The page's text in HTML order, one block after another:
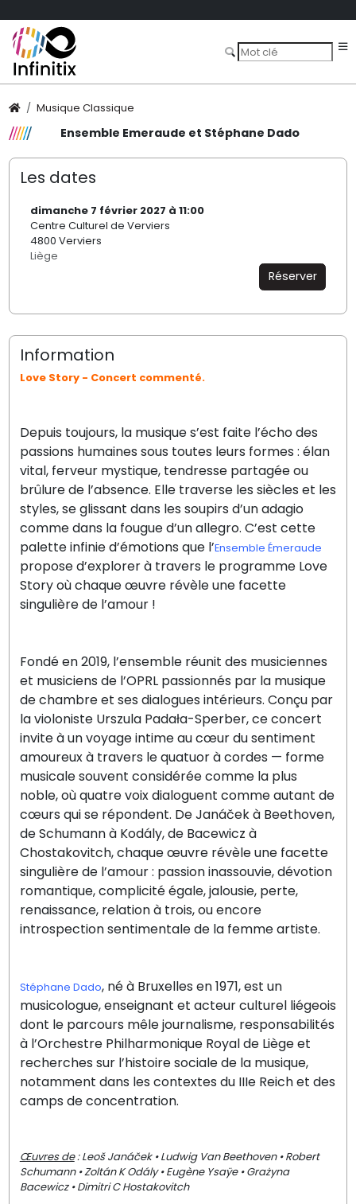
Musique Classique
Ensemble Emeraude et Stéphane Dado
Les dates
dimanche 7 février 2027 à 11:00
Centre Culturel de Verviers
4800 Verviers
Liège
Réserver
Information
Love Story - Concert commenté.
Depuis toujours, la musique s’est faite l’écho des
passions humaines sous toutes leurs formes : élan
vital, ferveur mystique, tendresse partagée ou
brûlure de l’absence. Elle traverse les siècles et les
styles, se glissant dans les soupirs d’un adagio
comme dans la fougue d’un allegro. C’est cette
palette infinie d’émotions que l’Ensemble Émeraude
propose d’explorer à travers le programme Love
Story où chaque œuvre révèle une facette
singulière de l’amour !
Fondé en 2019, l’ensemble réunit des musiciennes
et musiciens de l’OPRL passionnés par la musique
de chambre et ses dialogues intérieurs. Conçu par
la violoniste Urszula Padała-Sperber, ce concert
invite à un voyage intime au cœur du sentiment
amoureux à travers le quatuor à cordes — forme
musicale souvent considérée comme la plus
noble, où quatre voix dialoguent comme autant de
cœurs qui se répondent. De Janáček à Beethoven,
de Schumann à Kodály, de Bacewicz à
Chostakovitch, chaque œuvre révèle une facette
singulière de l’amour : passion inassouvie, dévotion
romantique, complicité égale, jalousie, perte,
renaissance, relation à trois, ou encore
introspection sentimentale de la femme artiste.
Stéphane Dado, né à Bruxelles en 1971, est un
musicologue, enseignant et acteur culturel liégeois
dont le parcours mêle journalisme, responsabilités
à l’Orchestre Philharmonique Royal de Liège et
recherches sur l’histoire sociale de la musique,
notamment dans les contextes du IIIe Reich et des
camps de concentration.
Œuvres de: Leoš Janáček • Ludwig Van Beethoven • Robert
Schumann • Zoltán K Odály • Eugène Ysaÿe • Grażyna
Bacewicz • Dimitri C Hostakovitch